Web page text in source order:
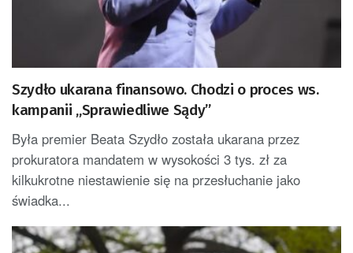
Szydło ukarana finansowo. Chodzi o proces ws.
kampanii „Sprawiedliwe Sądy”
Była premier Beata Szydło została ukarana przez
prokuratora mandatem w wysokości 3 tys. zł za
kilkukrotne niestawienie się na przesłuchanie jako
świadka...